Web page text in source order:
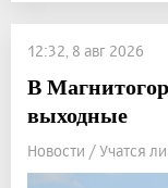
12:32, 8 авг 2026
В
выходные
Новости / Учатся